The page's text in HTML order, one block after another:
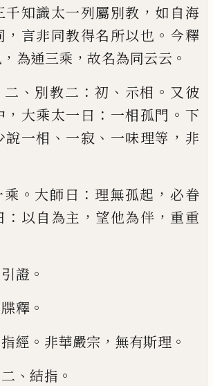
千知識太一列屬別教 ， 如 自海
， 言非同教得名所以也 。 今釋
， 為通三乘 ， 故名為同云云 。
二 、 別教二 ：初 、 示相 。 又彼
， 大乘太一曰 ： 一相孤門 。 下
說一相 、 一寂 、 一味理等 ， 非
乘 。 大師曰 ： 理無孤起 ， 必眷
： 以自為主 ， 望他為伴 ， 重重
引證 。
牒釋 。
指經 。 非華嚴宗 ， 無有斯理 。
二 、 結指 。